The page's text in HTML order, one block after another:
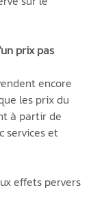
prix pas
encore
les prix du
à partir de
services et
effets pervers